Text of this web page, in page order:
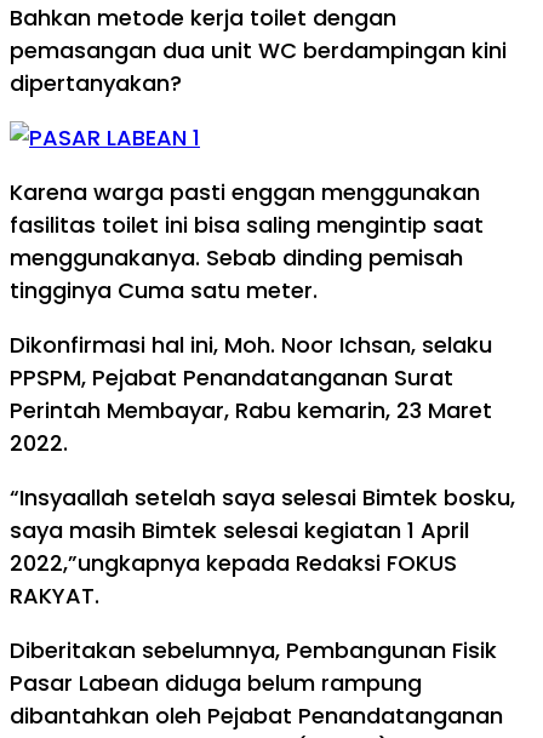
Bahkan metode kerja toilet dengan
pemasangan dua unit WC berdampingan kini
dipertanyakan?
Karena warga pasti enggan menggunakan
fasilitas toilet ini bisa saling mengintip saat
menggunakanya. Sebab dinding pemisah
tingginya Cuma satu meter.
Dikonfirmasi hal ini, Moh. Noor Ichsan, selaku
PPSPM, Pejabat Penandatanganan Surat
Perintah Membayar, Rabu kemarin, 23 Maret
2022.
“Insyaallah setelah saya selesai Bimtek bosku,
saya masih Bimtek selesai kegiatan 1 April
2022,”ungkapnya kepada Redaksi FOKUS
RAKYAT.
Diberitakan sebelumnya, Pembangunan Fisik
Pasar Labean diduga belum rampung
dibantahkan oleh Pejabat Penandatanganan